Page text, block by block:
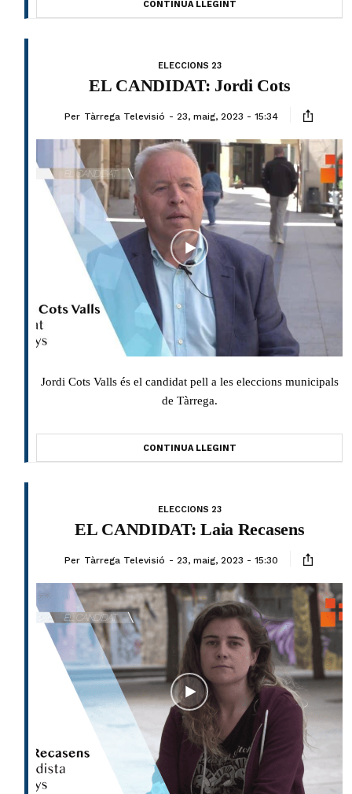
CONTINUA LLEGINT
ELECCIONS 23
EL CANDIDAT: Jordi Cots
Per Tàrrega Televisió 23, maig, 2023 - 15:34
Jordi Cots Valls és el candidat pell a les eleccions municipals
de Tàrrega.
CONTINUA LLEGINT
ELECCIONS 23
EL CANDIDAT: Laia Recasens
Per Tàrrega Televisió 23, maig, 2023 - 15:30